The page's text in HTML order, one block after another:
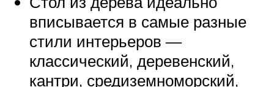
вписывается в самые разные
стили интерьеров —
классический, деревенский,
кантри, средиземноморский,